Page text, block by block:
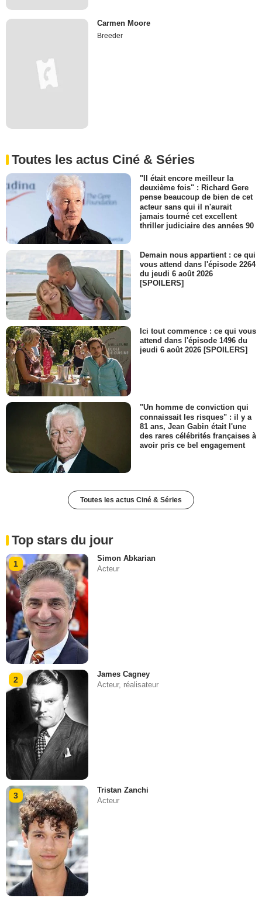
Carmen Moore
Breeder
Toutes les actus Ciné & Séries
"Il était encore meilleur la
deuxième fois" : Richard Gere
pense beaucoup de bien de cet
acteur sans qui il n'aurait
jamais tourné cet excellent
thriller judiciaire des années 90
Demain nous appartient : ce qui
vous attend dans l'épisode 2264
du jeudi 6 août 2026
[SPOILERS]
Ici tout commence : ce qui vous
attend dans l'épisode 1496 du
jeudi 6 août 2026 [SPOILERS]
"Un homme de conviction qui
connaissait les risques" : il y a
81 ans, Jean Gabin était l'une
des rares célébrités françaises à
avoir pris ce bel engagement
Toutes les actus Ciné & Séries
Top stars du jour
1
Simon Abkarian
Acteur
2
James Cagney
Acteur, réalisateur
3
Tristan Zanchi
Acteur